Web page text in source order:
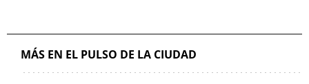
MÁS EN EL PULSO DE LA CIUDAD